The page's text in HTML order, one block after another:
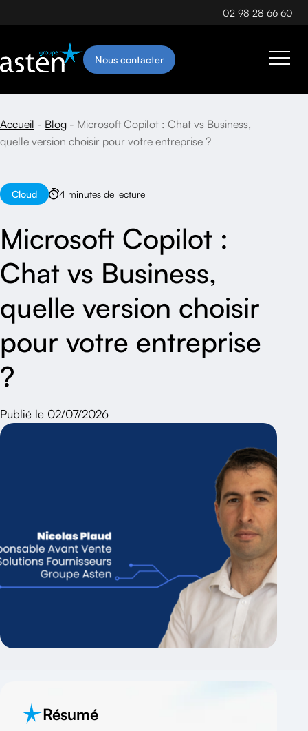
02 98 28 66 60
Nous contacter
Accueil Blog
Microsoft Copilot : Chat vs Business,
quelle version choisir pour votre entreprise ?
Cloud 4 minutes de lecture
Microsoft Copilot :
Chat vs Business,
quelle version choisir
pour votre entreprise
?
Publié le 02/07/2026
>
Résumé